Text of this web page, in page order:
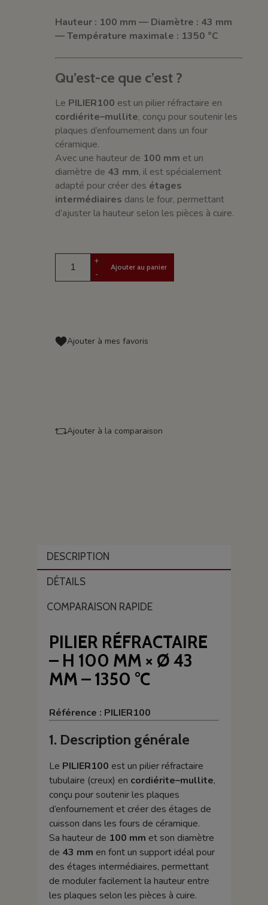
Hauteur : 100 mm — Diamètre : 43 mm
— Température maximale : 1350 °C
Qu’est-ce que c’est ?
Le PILIER100 est un pilier réfractaire en
cordiérite–mullite, conçu pour soutenir les
plaques d’enfournement dans un four
céramique.
Avec une hauteur de 100 mm et un
diamètre de 43 mm, il est spécialement
adapté pour créer des étages
intermédiaires dans le four, permettant
d’ajuster la hauteur selon les pièces à cuire.
+
-
Ajouter au panier
Ajouter à mes favoris
Ajouter à la comparaison
DESCRIPTION
DÉTAILS
COMPARAISON RAPIDE
PILIER RÉFRACTAIRE
– H 100 MM × Ø 43
MM – 1350 °C
Référence : PILIER100
1. Description générale
Le PILIER100 est un pilier réfractaire
tubulaire (creux) en cordiérite–mullite,
conçu pour soutenir les plaques
d’enfournement et créer des étages de
cuisson dans les fours de céramique.
Sa hauteur de 100 mm et son diamètre
de 43 mm en font un support idéal pour
des étages intermédiaires, permettant
de moduler facilement la hauteur entre
les plaques selon les pièces à cuire.